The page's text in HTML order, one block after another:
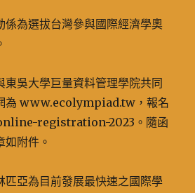
係為選拔台灣參與國際經濟學奧
東吳大學巨量資料管理學院共同
為 www.ecolympiad.tw，報名
registration-2023。隨函
如附件。
匹亞為目前發展最快速之國際學